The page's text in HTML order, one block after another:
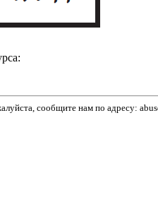
сообщите нам по адресу: